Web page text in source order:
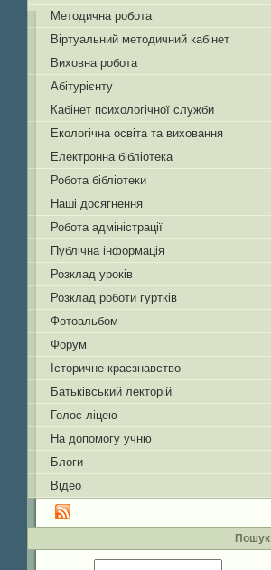
Методична робота
Віртуальний методичний кабінет
Виховна робота
Абітурієнту
Кабінет психологічної служби
Екологічна освіта та виховання
Електронна бібліотека
Робота бібліотеки
Наші досягнення
Робота адміністрації
Публічна інформація
Розклад уроків
Розклад роботи гуртків
Фотоальбом
Форум
Історичне краєзнавство
Батьківський лекторій
Голос ліцею
На допомогу учню
Блоги
Відео
Пошук